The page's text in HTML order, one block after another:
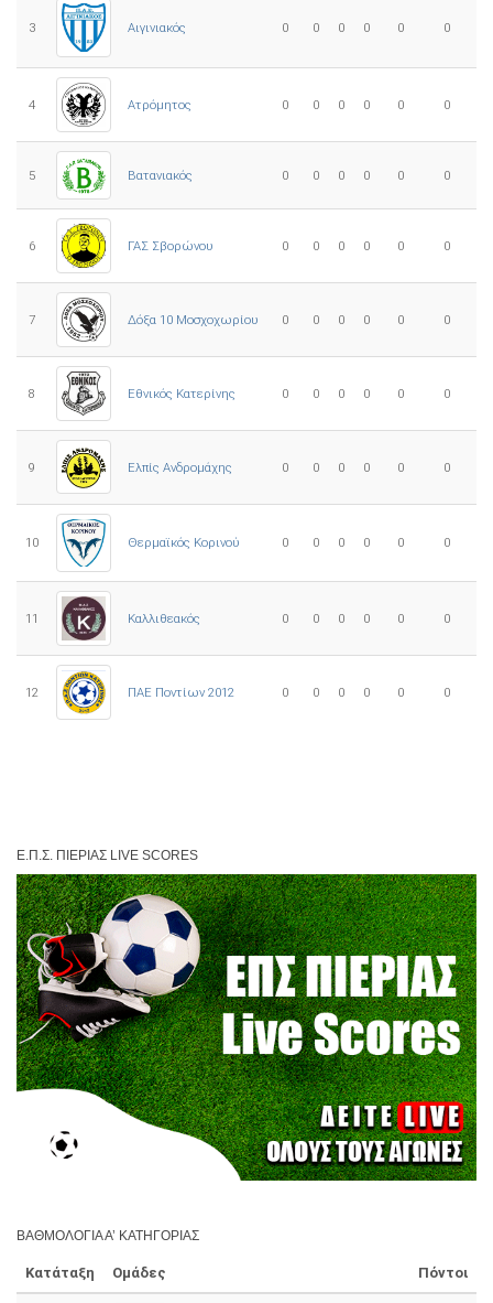
3 Αιγινιακός 0 0 0 0 0 0
4 Ατρόμητος 0 0 0 0 0 0
5 Βατανιακός 0 0 0 0 0 0
6 ΓΑΣ Σβορώνου 0 0 0 0 0 0
7 Δόξα 10 Μοσχοχωρίου 0 0 0 0 0 0
8 Εθνικός Κατερίνης 0 0 0 0 0 0
9 Ελπίς Ανδρομάχης 0 0 0 0 0 0
10 Θερμαϊκός Κορινού 0 0 0 0 0 0
11 Καλλιθεακός 0 0 0 0 0 0
12 ΠΑΕ Ποντίων 2012 0 0 0 0 0 0
Ε.Π.Σ. ΠΙΕΡΊΑΣ LIVE SCORES
ΒΑΘΜΟΛΟΓΊΑ Α’ ΚΑΤΗΓΟΡΊΑΣ
Κατάταξη Ομάδες Πόντοι